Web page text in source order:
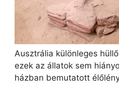
Ausztrália különleges
ezek az állatok sem
házban bemutatott